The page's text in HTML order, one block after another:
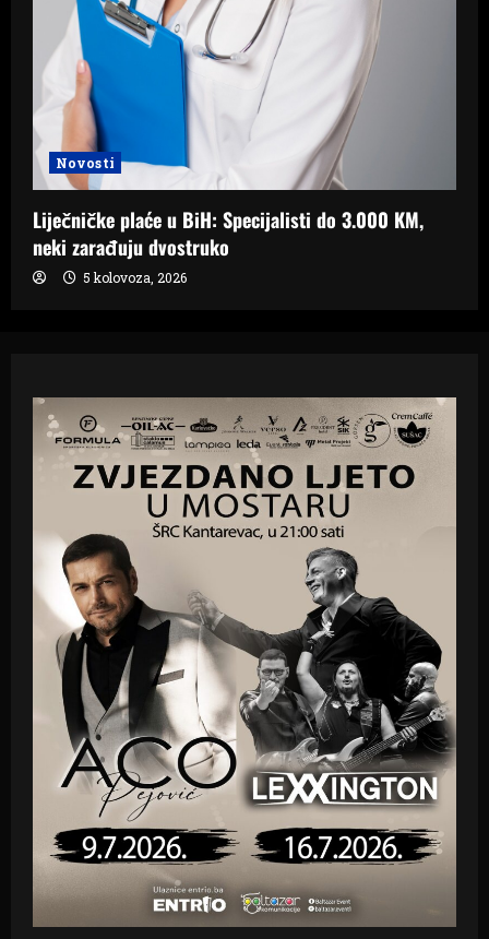
Novosti
Liječničke plaće u BiH: Specijalisti do 3.000 KM,
neki zarađuju dvostruko
5 kolovoza, 2026